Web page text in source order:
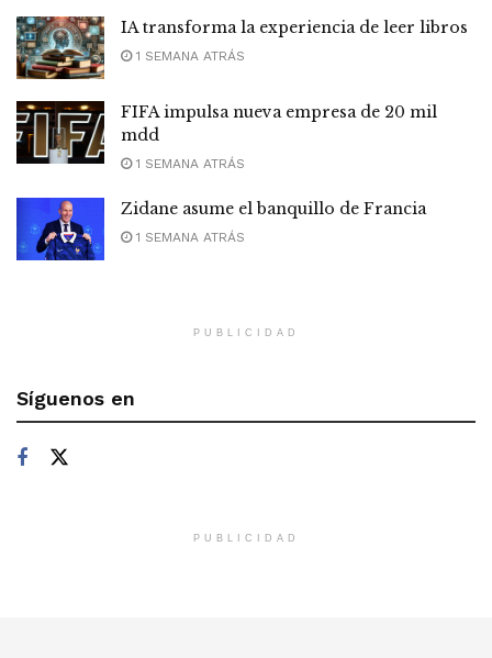
IA transforma la experiencia de leer libros
1 SEMANA ATRÁS
FIFA impulsa nueva empresa de 20 mil
mdd
1 SEMANA ATRÁS
Zidane asume el banquillo de Francia
1 SEMANA ATRÁS
PUBLICIDAD
Síguenos en
PUBLICIDAD